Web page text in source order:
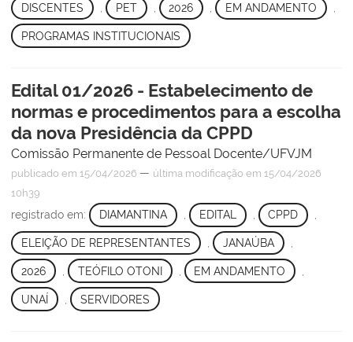
DISCENTES PET 2026 , EM ANDAMENTO
PROGRAMAS INSTITUCIONAIS
Edital 01/2026 - Estabelecimento de
normas e procedimentos para a escolha
da nova Presidência da CPPD
Comissão Permanente de Pessoal Docente/UFVJM
publicado em 15/04/2026 — última modificação em 15/04/2026
10h39
registrado em: DIAMANTINA , EDITAL , CPPD ,
ELEIÇÃO DE REPRESENTANTES JANAÚBA
2026 TEÓFILO OTONI EM ANDAMENTO
UNAÍ SERVIDORES